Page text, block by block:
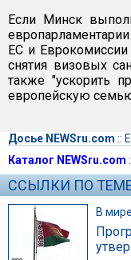
Если Минск
ЕС и
снятия визовых
также "ускорить
европейскую
Досье NEWSru.com ::
Каталог NEWSru.com
ССЫЛКИ ПО
В мире